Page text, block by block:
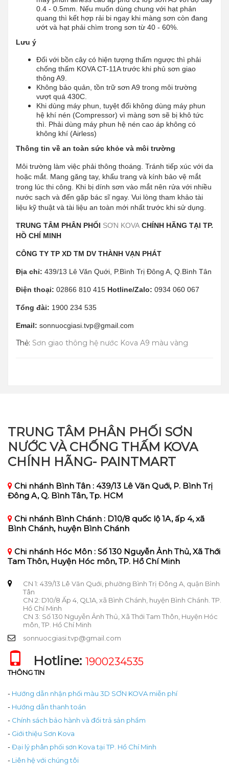
0.4 - 0.5mm. Nếu muốn dùng chung với hạt phản
quang thì kết hợp rải bi ngay khi màng sơn còn đang
ướt và hạt phải chìm trong sơn từ 40 - 60%.
Lưu ý
Đối với bồn cây có hiện tượng thấm ngược thì phải
chống thấm KOVA CT-11A trước khi phủ sơn giao
thông A9.
Không bảo quản, tồn trữ sơn A9 trong môi trường
vượt quá 430C.
Khi dùng máy phun, tuyệt đối không dùng máy phun
hệ khí nén (Compressor) vì màng sơn sẽ bị khô tức
thì. Phải dùng máy phun hệ nén cao áp không có
không khí (Airless)
Thông tin về an toàn sức khỏe và môi trường
Môi trường làm việc phải thông thoáng. Tránh tiếp xúc với da
hoặc mắt. Mang găng tay, khẩu trang và kính bảo vệ mắt
trong lúc thi công. Khi bị dính sơn vào mắt nên rửa với nhiều
nước sạch và đến gặp bác sĩ ngay. Vui lòng tham khảo tài
liệu kỹ thuật và tài liệu an toàn mới nhất trước khi sử dụng.
TRUNG TÂM PHÂN PHỐI SƠN KOVA CHÍNH HÃNG TẠI TP.
HỒ CHÍ MINH
CÔNG TY TP XD TM DV THÀNH VẠN PHÁT
Địa chỉ: 439/13 Lê Văn Quới, P.Bình Trị Đông A, Q.Bình Tân
Điện thoại: 02866 810 415 Hotline/Zalo: 0934 060 067
Tổng đài: 1900 234 535
Email: sonnuocgiasi.tvp@gmail.com
Thẻ: Sơn giao thông hệ nước Kova A9 màu vàng
TRUNG TÂM PHÂN PHỐI SƠN
NƯỚC VÀ CHỐNG THẤM KOVA
CHÍNH HÃNG- PAINTMART
Chi nhánh Bình Tân : 439/13 Lê Văn Quới, P. Bình Trị
Đông A, Q. Bình Tân, Tp. HCM
Chi nhánh Bình Chánh : D10/8 quốc lộ 1A, ấp 4, xã
Bình Chánh, huyện Bình Chánh
Chi nhánh Hóc Môn : Số 130 Nguyễn Ảnh Thủ, Xã Thới
Tam Thôn, Huyện Hóc môn, TP. Hồ Chí Minh
CN 1: 439/13 Lê Văn Quới, phường Bình Trị Đông A, quận Bình
Tân
CN 2: D10/8 Ấp 4, QL1A, xã Bình Chánh, huyện Bình Chánh. TP.
Hồ Chí Minh
CN 3: Số 130 Nguyễn Ảnh Thủ, Xã Thới Tam Thôn, Huyện Hóc
môn, TP. Hồ Chí Minh
sonnuocgiasi.tvp@gmail.com
Hotline: 1900234535
THÔNG TIN
- Hướng dẫn nhận phối màu 3D SƠN KOVA miễn phí
- Hướng dẫn thanh toán
- Chính sách bảo hành và đổi trả sản phẩm
- Giới thiệu Sơn Kova
-Đại lý phân phối sơn Kova tại TP. Hồ Chí Minh
- Liên hệ với chúng tôi